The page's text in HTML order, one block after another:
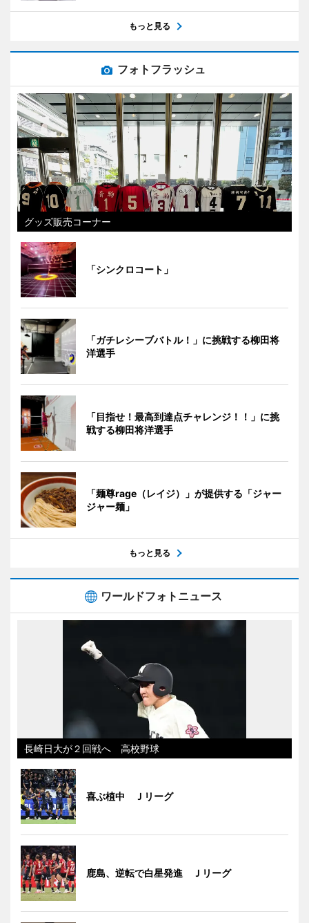
もっと見る
フォトフラッシュ
グッズ販売コーナー
「シンクロコート」
「ガチレシーブバトル！」に挑戦する柳田将
洋選手
「目指せ！最高到達点チャレンジ！！」に挑
戦する柳田将洋選手
「麺尊rage（レイジ）」が提供する「ジャー
ジャー麺」
もっと見る
ワールドフォトニュース
長崎日大が２回戦へ 高校野球
喜ぶ植中 Ｊリーグ
鹿島、逆転で白星発進 Ｊリーグ